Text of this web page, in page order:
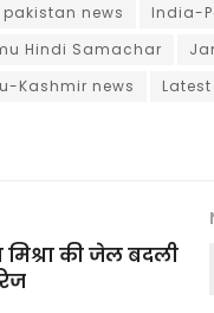
news India-
Hindi Samachar
Kashmir news
की जेल बदली